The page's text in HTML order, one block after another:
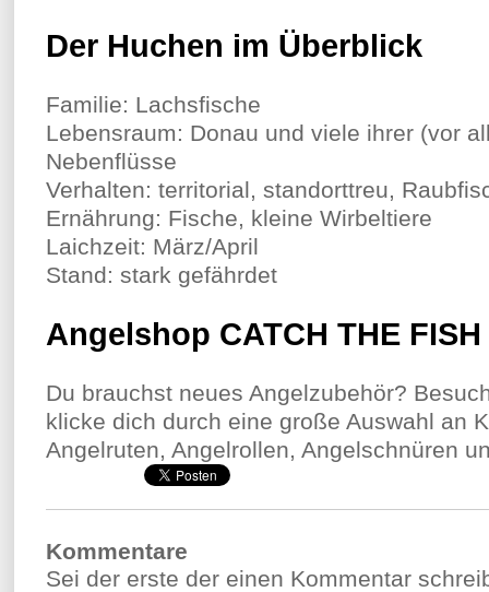
Der Huchen im Überblick
Familie: Lachsfische
Lebensraum: Donau und viele ihrer (vor
Nebenflüsse
Verhalten: territorial, standorttreu,
Ernährung: Fische, kleine Wirbeltiere
Laichzeit: März/April
Stand: stark gefährdet
Angelshop CATCH THE FISH
Du brauchst neues Angelzubehör?
klicke dich durch eine große Auswahl an
Angelruten, Angelrollen, Angelschnüren
Kommentare
Sei der erste der einen Kommentar